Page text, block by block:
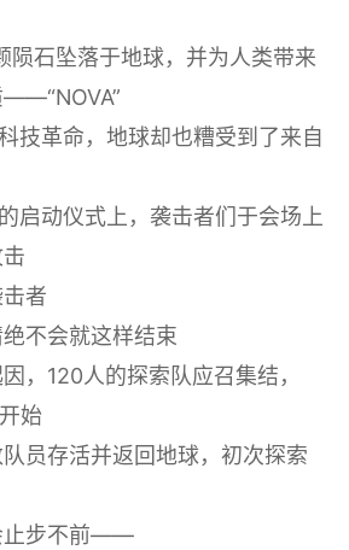
陨石坠落于地球，并为人类带来
——“NOVA”
技革命，地球却也糟受到了来自
启动仪式上，袭击者们于会场上
者
不会就这样结束
，120人的探索队应召集结，
始
员存活并返回地球，初次探索
步不前——